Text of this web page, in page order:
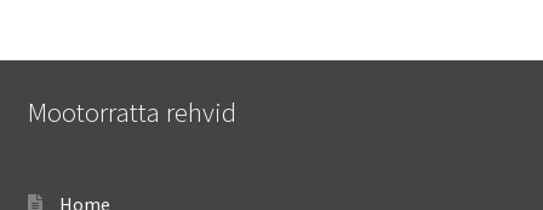
Mootorratta rehvid
Home